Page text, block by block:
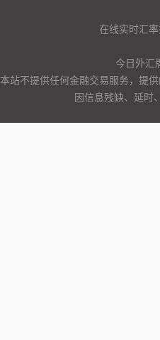
在线实时汇
今日外汇
本站不提供任何金融交易服务，提
因信息残缺、延时